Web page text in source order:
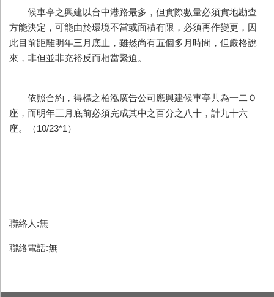
候車亭之興建以台中港路最多，但實際數量必須實地勘查
方能決定，可能由於環境不當或面積有限，必須再作變更，因
此目前距離明年三月底止，雖然尚有五個多月時間，但嚴格說
來，非但並非充裕反而相當緊迫。
依照合約，得標之柏泓廣告公司應興建候車亭共為一二Ｏ
座，而明年三月底前必須完成其中之百分之八十，計九十六
座。（10/23*1）
聯絡人:無
聯絡電話:無